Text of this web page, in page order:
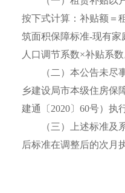
按下式计算：补贴额＝
筑面积保障标准-现有
人口调节系数×补贴系数
（二）本公告未尽事
乡建设局市本级住房保
建通〔2020〕60号）执
（三）上述标准及系
后标准在调整后的次月